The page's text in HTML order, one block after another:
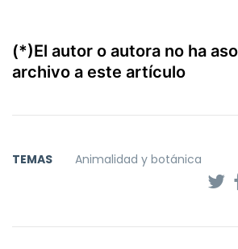
(*)El autor o autora no ha
archivo a este artículo
TEMAS Animalidad y botánica